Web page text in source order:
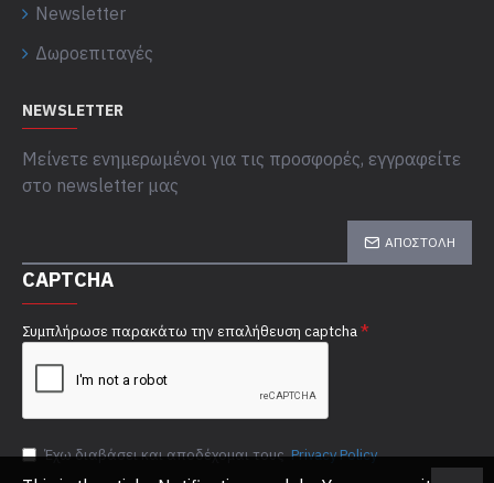
Newsletter
Δωροεπιταγές
NEWSLETTER
Μείνετε ενημερωμένοι για τις προσφορές, εγγραφείτε
στο newsletter μας
ΑΠΟΣΤΟΛΉ
CAPTCHA
Συμπλήρωσε παρακάτω την επαλήθευση captcha
Έχω διαβάσει και αποδέχομαι τουςPrivacy Policy